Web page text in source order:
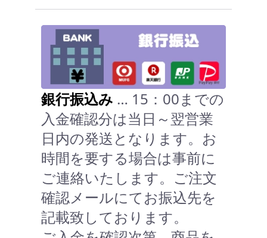
銀行振込み … 15：00までの
入金確認分は当日～翌営業
日内の発送となります。お
時間を要する場合は事前に
ご連絡いたします。ご注文
確認メールにてお振込先を
記載致しております。